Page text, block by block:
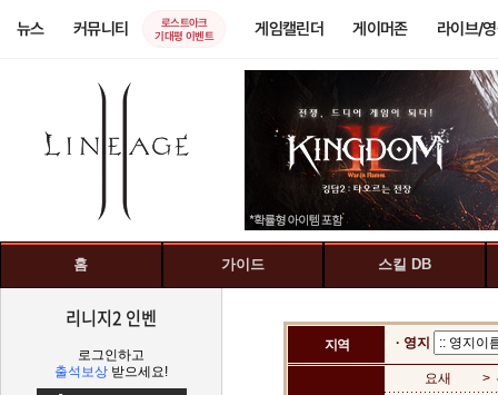
뉴스 커뮤니티
로스트아크
기대평 이벤트
게임캘린더 게이머존 라이브/
홈 가이드 스킬 DB
리니지2 인벤
로그인하고
출석보상 받으세요!
지역 · 영지
요새 >